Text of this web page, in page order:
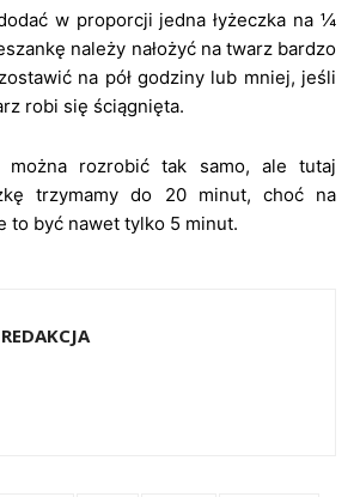
w proporcji jedna łyżeczka na ¼
należy nałożyć na twarz bardzo
na pół godziny lub mniej, jeśli
robi się ściągnięta.
rozrobić tak samo, ale tutaj
trzymamy do 20 minut, choć na
to być nawet tylko 5 minut.
REDAKCJA